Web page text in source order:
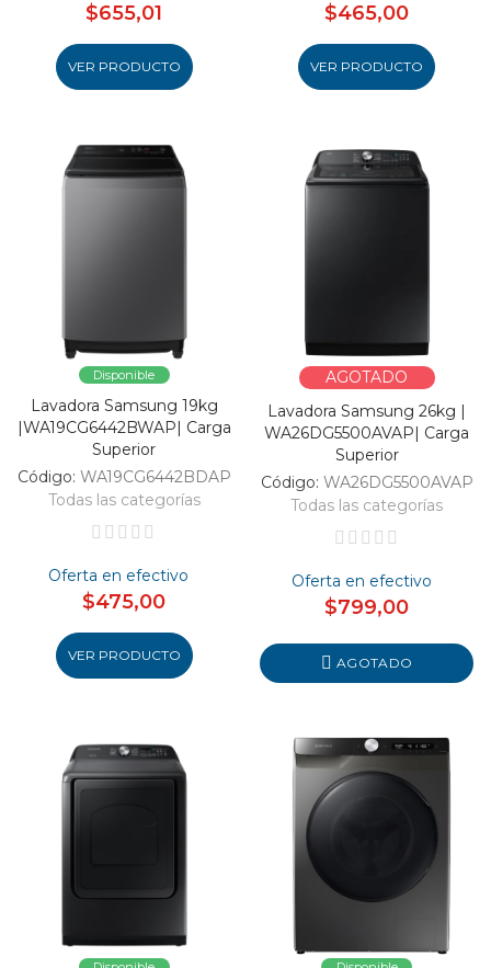
$655,01
VER PRODUCTO
$465,00
VER PRODUCTO
Disponible
Lavadora Samsung 19kg
|WA19CG6442BWAP| Carga
Superior
Código: WA19CG6442BDAP
Todas las categorías
Oferta en efectivo
$475,00
VER PRODUCTO
AGOTADO
Lavadora Samsung 26kg |
WA26DG5500AVAP| Carga
Superior
Código: WA26DG5500AVAP
Todas las categorías
Oferta en efectivo
$799,00
AGOTADO